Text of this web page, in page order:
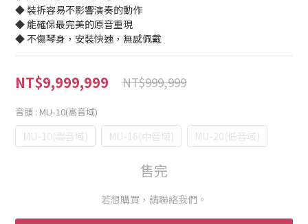
◆ 裝拆容易不影響演奏的動作
◆ 能確保最完美的原音重現
◆ 不傷琴身，安裝快速，無感佩戴
NT$9,999,999 NT$999,999
音頭 : MU-10(高音域)
MU-10(高音域) MU-16(中音域) MU-20(低音域)
售完
若想購買，請聯絡我們。